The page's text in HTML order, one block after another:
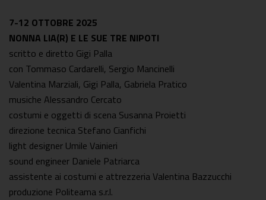
7-12 OTTOBRE 2025
NONNA LIA(R) E LE SUE TRE NIPOTI
scritto e diretto Gigi Palla
con Tommaso Cardarelli, Sergio Mancinelli
Valentina Marziali, Gigi Palla, Gabriela Pratico
musiche Alessandro Cercato
costumi e oggetti di scena Susanna Proietti
direzione tecnica Stefano Cianfichi
light designer Umile Vainieri
sound engineer Daniele Patriarca
assistente ai costumi e attrezzeria Valentina Bazzucchi
produzione Politeama s.r.l.